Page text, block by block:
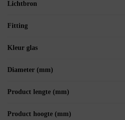
Lichtbron
Fitting
Kleur glas
Diameter (mm)
Product lengte (mm)
Product hoogte (mm)